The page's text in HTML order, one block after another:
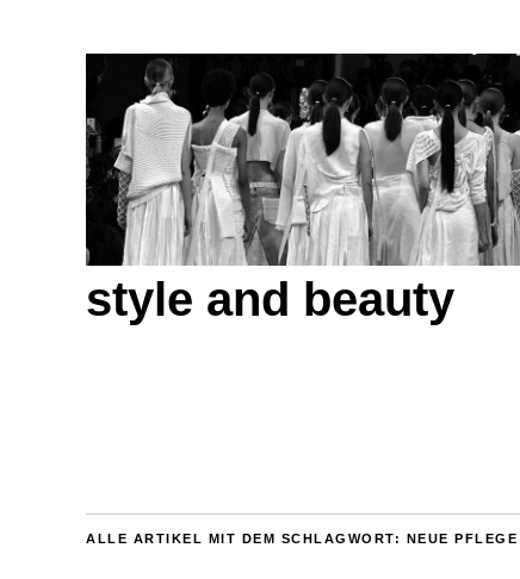
style and beauty
ALLE ARTIKEL MIT DEM SCHLAGWORT: NEUE PFLEGE